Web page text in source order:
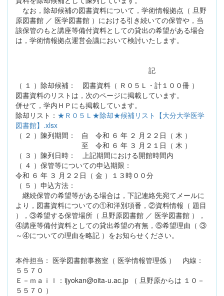
なお，除却候補の図書資料について，学術情報拠点（ 旦野
原図書館 ／ 医学図書館 ）における引き続いての保管や，当
該保管のもと講座等備付資料としての貸出の希望がある場合
は，学術情報拠点運営会議において検討いたします。
記
（ １ ）除却候補： 図書資料（ Ｒ０５Ｌ・計１００冊 ）
図書資料のリストは，次のページに掲載しています。
併せて，学内ＨＰにも掲載しています。
除却リスト： ★Ｒ０５Ｌ★除却★候補リスト【大分大学医学
図書館】.xlsx
（ ２ ）陳列期間： 自 令和 ６ 年 ２ 月２２日（ 木 ）
至 令和 ６ 年 ３ 月２１日（ 木 ）
（ ３ ）陳列日時： 上記期間における開館時間内
（ ４ ）保管等についての申込期限：
令和 ６ 年 ３ 月２２日（ 金 ）１３時００分
（ ５ ）申込方法：
継続保管の希望等がある場合は，下記連絡先宛てメールに
より，図書資料についての①和洋別項番，②資料情報（ 題目
），③希望する保管場所（ 旦野原図書館 ／ 医学図書館 ），
④講座等備付資料としての貸出希望の有無，⑤希望理由（ ③
～④についての理由を略記 ）をお知らせください。
本件担当： 医学図書館事務室（ 医学情報管理係 ） 内線：
５５７０
Ｅ－ｍａｉｌ：ijyokan@oita-u.ac.jp （ 旦野原からは １０－
５５７０ ）